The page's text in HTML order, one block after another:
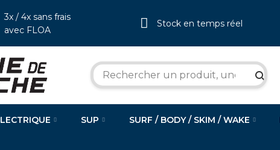
3x / 4x sans frais
avec FLOA
Stock en temps réel
search
SUP SURF / BODY / SKIM / WAKE